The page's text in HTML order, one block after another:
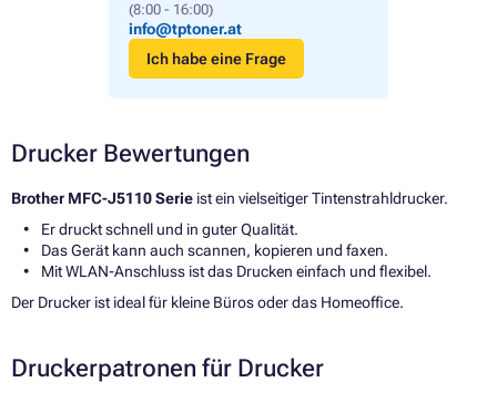
(8:00 - 16:00)
info@tptoner.at
Ich habe eine Frage
Drucker Bewertungen
Brother MFC-J5110 Serie ist ein vielseitiger Tintenstrahldrucker.
Er druckt schnell und in guter Qualität.
Das Gerät kann auch scannen, kopieren und faxen.
Mit WLAN-Anschluss ist das Drucken einfach und flexibel.
Der Drucker ist ideal für kleine Büros oder das Homeoffice.
Druckerpatronen für Drucker